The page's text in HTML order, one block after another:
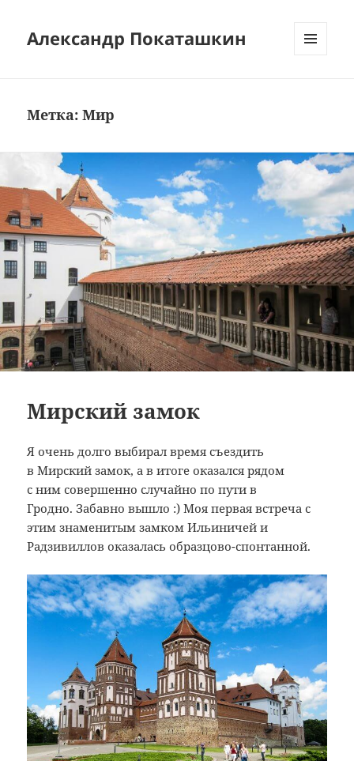
Александр Покаташкин
Метка:Мир
Мирский замок
Я очень долго выбирал время съездить
в Мирский замок, а в итоге оказался рядом
с ним совершенно случайно по пути в
Гродно. Забавно вышло :) Моя первая встреча с
этим знаменитым замком Ильиничей и
Радзивиллов оказалась образцово-спонтанной.